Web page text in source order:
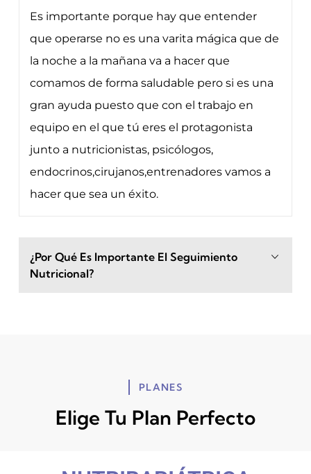
Es importante porque hay que entender
que operarse no es una varita mágica que de
la noche a la mañana va a hacer que
comamos de forma saludable pero si es una
gran ayuda puesto que con el trabajo en
equipo en el que tú eres el protagonista
junto a nutricionistas, psicólogos,
endocrinos,cirujanos,entrenadores vamos a
hacer que sea un éxito.
¿Por Qué Es Importante El Seguimiento
Nutricional?
PLANES
Elige Tu Plan Perfecto